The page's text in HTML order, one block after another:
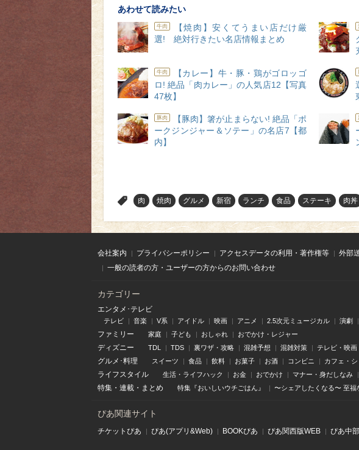
あわせて読みたい
牛肉
【焼肉】安くてうまい店だけ厳
選! 絶対行きたい名店情報まとめ
牛肉
【カレー】牛・豚・鶏がゴロッゴ
ロ! 絶品「肉カレー」の人気店12【写真
47枚】
豚肉
【豚肉】箸が止まらない! 絶品「ポ
ークジンジャー＆ソテー」の名店7【都
内】
肉 焼肉 グルメ 新宿 ランチ 食品 ステーキ 肉丼
会社案内 プライバシーポリシー アクセスデータの利用・著作権等 外部
一般の読者の方・ユーザーの方からのお問い合わせ
カテゴリー
エンタメ･テレビ
テレビ 音楽 V系 アイドル 映画 アニメ 2.5次元ミュージカル 演劇
ファミリー 家庭 子ども おしゃれ おでかけ・レジャー
ディズニー TDL TDS 裏ワザ・攻略 混雑予想 混雑対策 テレビ・映画
グルメ･料理 スイーツ 食品 飲料 お菓子 お酒 コンビニ カフェ・
ライフスタイル 生活・ライフハック お金 おでかけ マナー・身だしなみ
特集 ・ 連載 ・ まとめ 特集『おいしいウチごはん』 〜シェアしたくなる〜 至福
ぴあ関連サイト
チケットぴあ ぴあ(アプリ&Web) BOOKぴあ ぴあ関⻄版WEB ぴあ中